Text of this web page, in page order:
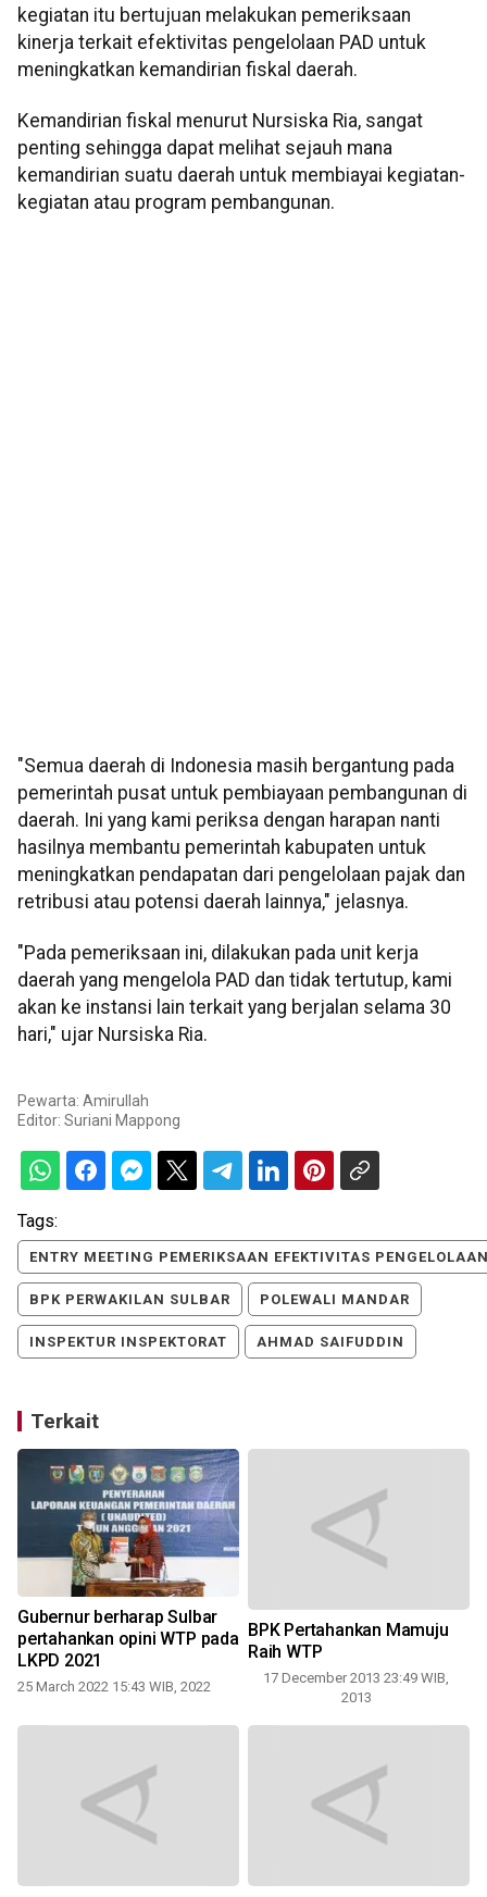
kegiatan itu bertujuan melakukan pemeriksaan
kinerja terkait efektivitas pengelolaan PAD untuk
meningkatkan kemandirian fiskal daerah.
Kemandirian fiskal menurut Nursiska Ria, sangat
penting sehingga dapat melihat sejauh mana
kemandirian suatu daerah untuk membiayai kegiatan-
kegiatan atau program pembangunan.
"Semua daerah di Indonesia masih bergantung pada
pemerintah pusat untuk pembiayaan pembangunan di
daerah. Ini yang kami periksa dengan harapan nanti
hasilnya membantu pemerintah kabupaten untuk
meningkatkan pendapatan dari pengelolaan pajak dan
retribusi atau potensi daerah lainnya," jelasnya.
"Pada pemeriksaan ini, dilakukan pada unit kerja
daerah yang mengelola PAD dan tidak tertutup, kami
akan ke instansi lain terkait yang berjalan selama 30
hari," ujar Nursiska Ria.
Pewarta: Amirullah
Editor: Suriani Mappong
Tags:
ENTRY MEETING PEMERIKSAAN EFEKTIVITAS
BPK PERWAKILAN SULBAR POLEWALI MANDAR
INSPEKTUR INSPEKTORAT AHMAD SAIFUDDIN
Terkait
Gubernur berharap Sulbar
pertahankan opini WTP pada
LKPD 2021
25 March 2022 15:43 WIB, 2022
BPK Pertahankan Mamuju
Raih WTP
17 December 2013 23:49 WIB,
2013